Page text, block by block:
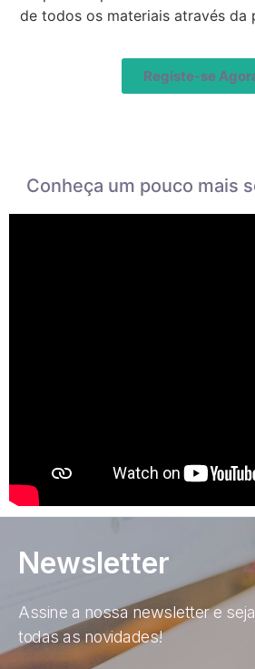
de todos os materiais através da
Registe-se
Conheça um pouco mais
Newsletter
Assine a nossa newsletter e
todas as novidades!